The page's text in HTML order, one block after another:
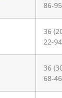
86-95
36
22-94
36
68-46